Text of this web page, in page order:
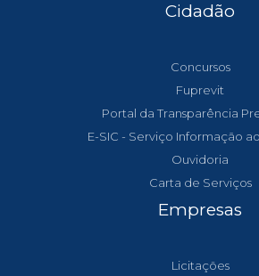
Cidadão
Concursos
Fuprevit
Portal da Transparência
E-SIC - Serviço Informação
Ouvidoria
Carta de Serviços
Empresas
Licitações